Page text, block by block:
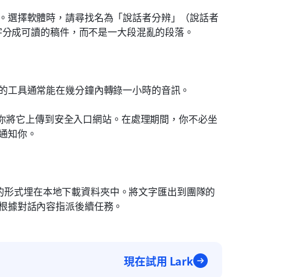
擇軟體時，請尋找名為「說話者分辨」（說話者
成可讀的稿件，而不是一大段混亂的段落。
具通常能在幾分鐘內轉錄一小時的音訊。
它上傳到安全入口網站。在處理期間，你不必坐
知你。
式埋在本地下載資料夾中。將文字匯出到團隊的
據對話內容指派後續任務。
現在試用 Lark